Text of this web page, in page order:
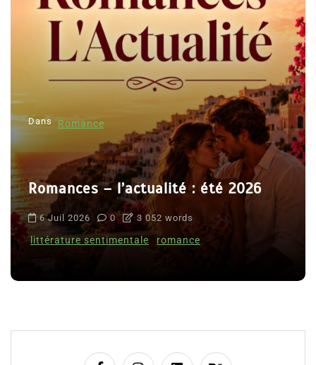
Dans Romance
Romances – l’actualité : été 2026
6 Juil 2026 0 3 052 words
littérature sentimentale romance